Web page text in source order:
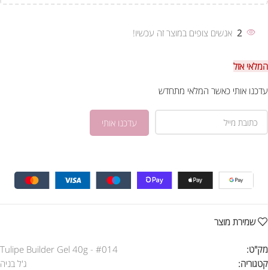
2 אנשים צופים במוצר זה עכשיו!
המלאי אזל
עדכנו אותי כאשר המלאי מתחדש
שמירת מוצר
מק"ט:
Tulipe Builder Gel 40g - #014
קטגוריה:
ג'ל בניה